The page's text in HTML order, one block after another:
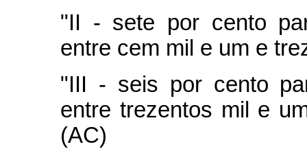
"II - sete por cento
entre cem mil e um e
"III - seis por cento
entre trezentos mil e
(AC)